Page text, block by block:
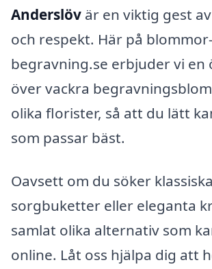
Anderslöv är en viktig gest
och respekt. Här på
begravning.se erbjuder vi en
över vackra
olika florister, så att du lätt
som passar bäst.
Oavsett om du söker klassiska
sorgbuketter eller eleganta
samlat olika alternativ som
online. Låt oss hjälpa dig att